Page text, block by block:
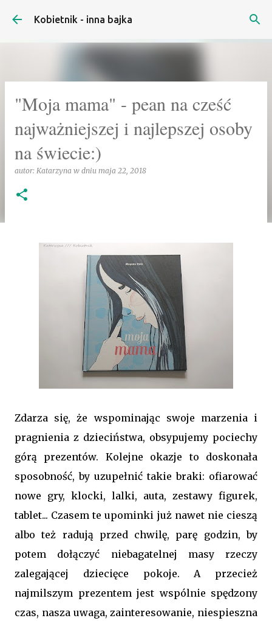
Przejdź do głównej zawartości
Kobietnik - inna bajka
"Moja mama" - pean na cześć
najważniejszej i najlepszej osoby
na świecie:)
autor: Katarzyna w dniu maja 22, 2018
Zdarza się, że wspominając swoje marzenia i
pragnienia z dzieciństwa, obsypujemy pociechy
górą prezentów. Kolejne okazje to doskonała
sposobność, by uzupełnić takie braki: ofiarować
nowe gry, klocki, lalki, auta, zestawy figurek,
tablet... Czasem te upominki już nawet nie cieszą
albo też radują przed chwilę, parę godzin, by
potem dołączyć niebagatelnej masy rzeczy
zalegającej dziecięce pokoje. A przecież
najmilszym prezentem jest wspólnie spędzony
czas, nasza uwaga, zainteresowanie, niespieszna